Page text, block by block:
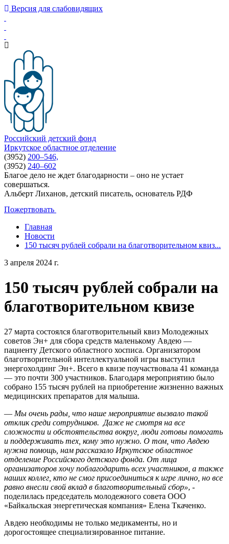
Версия для слабовидящих
Российский детский фонд
Иркутское областное отделение
(3952) 200–546,
(3952) 240–602
Благое дело не ждет благодарности – оно не устает
совершаться.
Альберт Лиханов, детский писатель, основатель РДФ
Пожертвовать
Главная
Новости
150 тысяч рублей собрали на благотворительном квиз...
3 апреля 2024 г.
150 тысяч рублей собрали на
благотворительном квизе
27 марта состоялся благотворительный квиз Молодежных
советов Эн+ для сбора средств маленькому Авдею —
пациенту Детского областного хосписа. Организатором
благотворительной интеллектуальной игры выступил
энергохолдинг Эн+. Всего в квизе поучаствовала 41 команда
— это почти 300 участников. Благодаря мероприятию было
собрано 155 тысяч рублей на приобретение жизненно важных
медицинских препаратов для малыша.
— Мы очень рады, что наше мероприятие вызвало такой
отклик среди сотрудников. Даже не смотря на все
сложности и обстоятельства вокруг, люди готовы помогать
и поддерживать тех, кому это нужно. О том, что Авдею
нужна помощь, нам рассказало Иркутское областное
отделение Российского детского фонда. От лица
организаторов хочу поблагодарить всех участников, а также
наших коллег, кто не смог присоединиться к игре лично, но все
равно внесли свой вклад в благотворительный сбор», -
поделилась председатель молодежного совета ООО
«Байкальская энергетическая компания» Елена Ткаченко.
Авдею необходимы не только медикаменты, но и
дорогостоящее специализированное питание.